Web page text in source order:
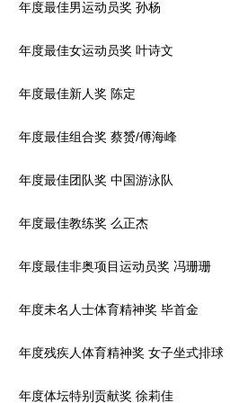
年度最佳男运动员奖 孙杨
年度最佳女运动员奖 叶诗文
年度最佳新人奖 陈定
年度最佳组合奖 蔡赟/傅海峰
年度最佳团队奖 中国游泳队
年度最佳教练奖 么正杰
年度最佳非奥项目运动员奖 冯珊珊
年度未名人士体育精神奖 毕首金
年度残疾人体育精神奖 女子坐式排球
年度体坛特别贡献奖 徐莉佳